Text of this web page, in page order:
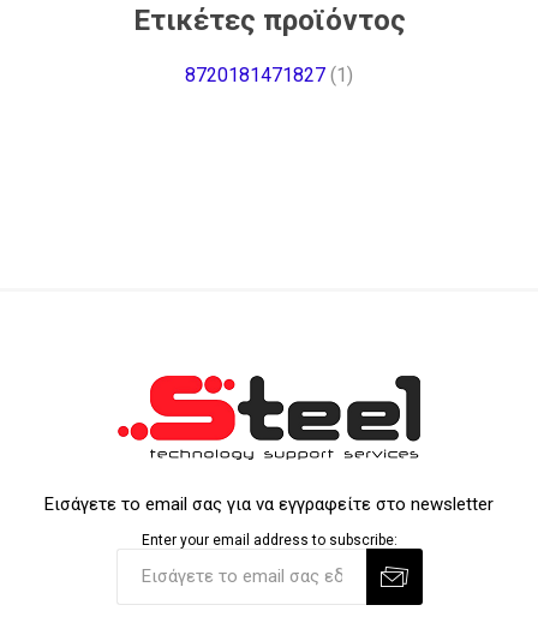
Ετικέτες προϊόντος
8720181471827 (1)
Εισάγετε το email σας για να εγγραφείτε στο newsletter
Enter your email address to subscribe: